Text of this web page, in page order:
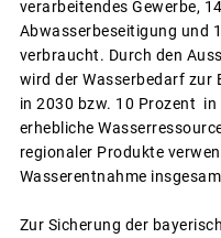
verarbeitendes Gewerbe,
Abwasserbeseitigung und
verbraucht. Durch den
wird der Wasserbedarf zur
in 2030 bzw. 10 Prozent
erhebliche
regionaler Produkte
Wasserentnahme
Zur Sicherung der